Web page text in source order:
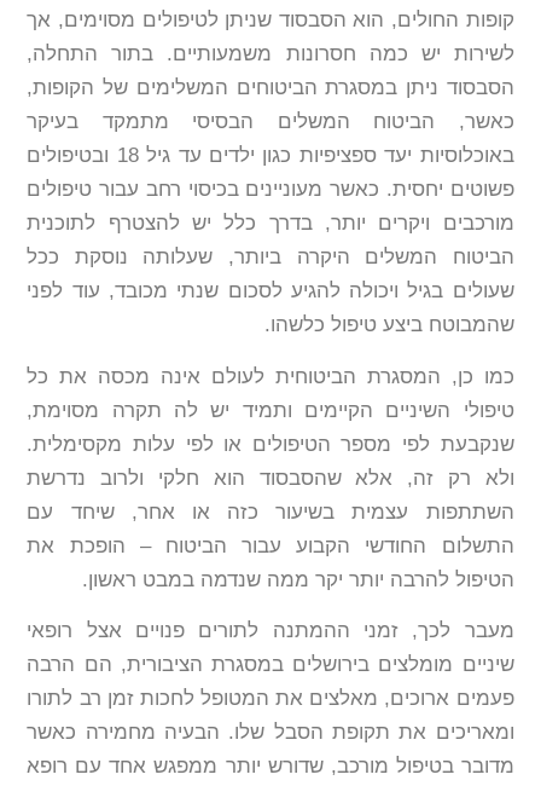
קופות החולים, הוא הסבסוד שניתן לטיפולים מסוימים, אך
לשירות יש כמה חסרונות משמעותיים. בתור התחלה,
הסבסוד ניתן במסגרת הביטוחים המשלימים של הקופות,
כאשר, הביטוח המשלים הבסיסי מתמקד בעיקר
באוכלוסיות יעד ספציפיות כגון ילדים עד גיל 18 ובטיפולים
פשוטים יחסית. כאשר מעוניינים בכיסוי רחב עבור טיפולים
מורכבים ויקרים יותר, בדרך כלל יש להצטרף לתוכנית
הביטוח המשלים היקרה ביותר, שעלותה נוסקת ככל
שעולים בגיל ויכולה להגיע לסכום שנתי מכובד, עוד לפני
שהמבוטח ביצע טיפול כלשהו.
כמו כן, המסגרת הביטוחית לעולם אינה מכסה את כל
טיפולי השיניים הקיימים ותמיד יש לה תקרה מסוימת,
שנקבעת לפי מספר הטיפולים או לפי עלות מקסימלית.
ולא רק זה, אלא שהסבסוד הוא חלקי ולרוב נדרשת
השתתפות עצמית בשיעור כזה או אחר, שיחד עם
התשלום החודשי הקבוע עבור הביטוח – הופכת את
הטיפול להרבה יותר יקר ממה שנדמה במבט ראשון.
מעבר לכך, זמני ההמתנה לתורים פנויים אצל רופאי
שיניים מומלצים בירושלים במסגרת הציבורית, הם הרבה
פעמים ארוכים, מאלצים את המטופל לחכות זמן רב לתורו
ומאריכים את תקופת הסבל שלו. הבעיה מחמירה כאשר
מדובר בטיפול מורכב, שדורש יותר ממפגש אחד עם רופא